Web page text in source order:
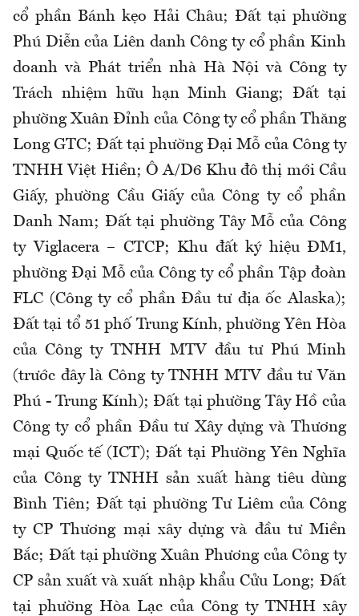
cổ phần Bánh kẹo Hải Châu; Đất tại phường
Phú Diễn của Liên danh Công ty cổ phần Kinh
doanh và Phát triển nhà Hà Nội và Công ty
Trách nhiệm hữu hạn Minh Giang; Đất tại
phường Xuân Đỉnh của Công ty cổ phần Thăng
Long GTC; Đất tại phường Đại Mỗ của Công ty
TNHH Việt Hiền; Ô A/D6 Khu đô thị mới Cầu
Giấy, phường Cầu Giấy của Công ty cổ phần
Danh Nam; Đất tại phường Tây Mỗ của Công
ty Viglacera – CTCP; Khu đất ký hiệu ĐM1,
phường Đại Mỗ của Công ty cổ phần Tập đoàn
FLC (Công ty cổ phần Đầu tư địa ốc Alaska);
Đất tại tổ 51 phố Trung Kính, phường Yên Hòa
của Công ty TNHH MTV đầu tư Phú Minh
(trước đây là Công ty TNHH MTV đầu tư Văn
Phú - Trung Kính); Đất tại phường Tây Hồ của
Công ty cổ phần Đầu tư Xây dựng và Thương
mại Quốc tế (ICT); Đất tại Phường Yên Nghĩa
của Công ty TNHH sản xuất hàng tiêu dùng
Bình Tiên; Đất tại phường Tư Liêm của Công
ty CP Thương mại xây dựng và đầu tư Miền
Bắc; Đất tại phường Xuân Phương của Công ty
CP sản xuất và xuất nhập khẩu Cửu Long; Đất
tại phường Hòa Lạc của Công ty TNHH xây